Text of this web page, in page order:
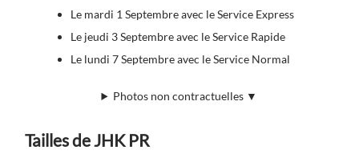
Le mardi 1 Septembre avec le Service Express
Le jeudi 3 Septembre avec le Service Rapide
Le lundi 7 Septembre avec le Service Normal
Photos non contractuelles ▼
Tailles de JHK PR